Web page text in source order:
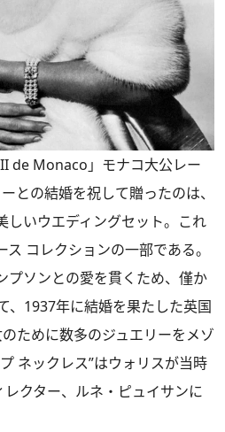
de Monaco」モナコ大公レー
との結婚を祝して贈ったのは、
しいウエディングセット。これ
コレクションの一部である。
ソンとの愛を貫くため、僅か
、1937年に結婚を果たした英国
ために数多のジュエリーをメゾ
ネックレス”はウォリスが当時
クター、ルネ・ピュイサンに